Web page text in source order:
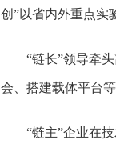
创”以省内外重点实
“链长”领导牵
会、搭建载体平台
“链主”企业在